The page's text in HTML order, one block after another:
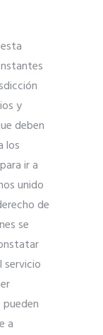
y
deben
los
ir a
unido
de
se
servicio
a